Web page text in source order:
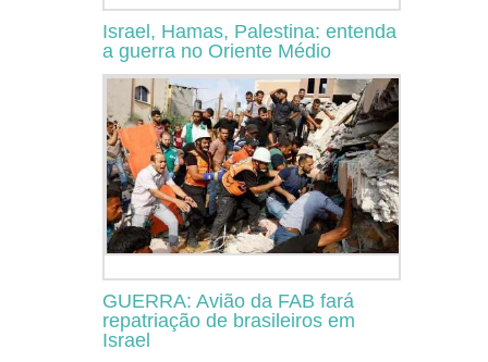
Israel, Hamas, Palestina: entenda
a guerra no Oriente Médio
GUERRA: Avião da FAB fará
repatriação de brasileiros em
Israel